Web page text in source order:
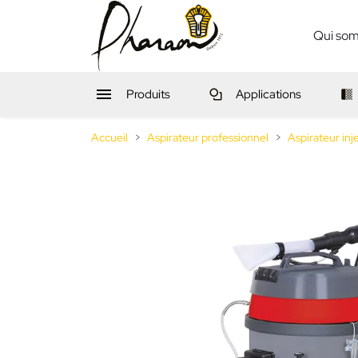
Qui
 Produits Applications
Accueil Aspirateur professionnel Aspirateur